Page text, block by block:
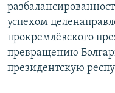
успехом
прокремлёвского
превращению
президентскую